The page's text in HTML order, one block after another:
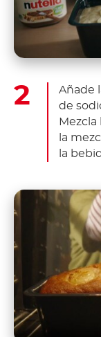
Añade
de
Mezcla
la
la